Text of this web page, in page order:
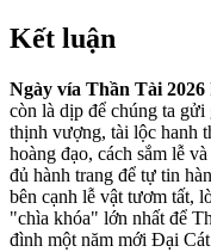
Kết luận
Ngày vía Thần Tài 2026
còn là dịp để chúng ta
thịnh vượng, tài lộc hanh
hoàng đạo, cách sắm lễ
đủ hành trang để tự tin
bên cạnh lễ vật tươm tất,
"chìa khóa" lớn nhất để
đình một năm mới Đại